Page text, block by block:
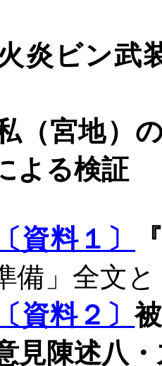
ビン武
地）の
よる検証
〔資料１〕
備」全文
〔資料２〕
見陳述八